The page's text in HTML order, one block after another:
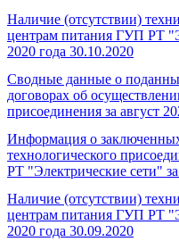
Наличие (отсутствии)
центрам питания ГУП РТ
2020 года 30.10.2020
Сводные данные о
договорах об
присоединения за август
Информация о
технологического
РТ "Электрические сети" за
Наличие (отсутствии)
центрам питания ГУП РТ
2020 года 30.09.2020